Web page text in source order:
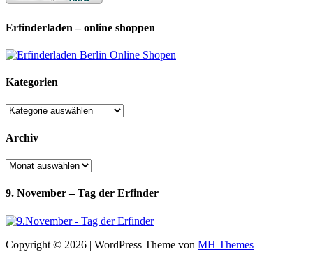
Erfinderladen – online shoppen
Kategorien
Kategorien
Archiv
Archiv
9. November – Tag der Erfinder
Copyright © 2026 | WordPress Theme von MH Themes